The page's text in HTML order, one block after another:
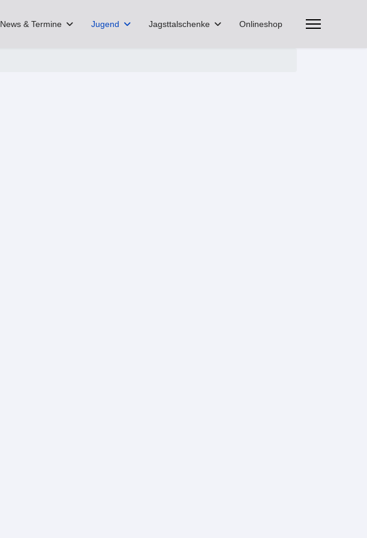
News & Termine Jugend Jagsttalschenke Onlineshop